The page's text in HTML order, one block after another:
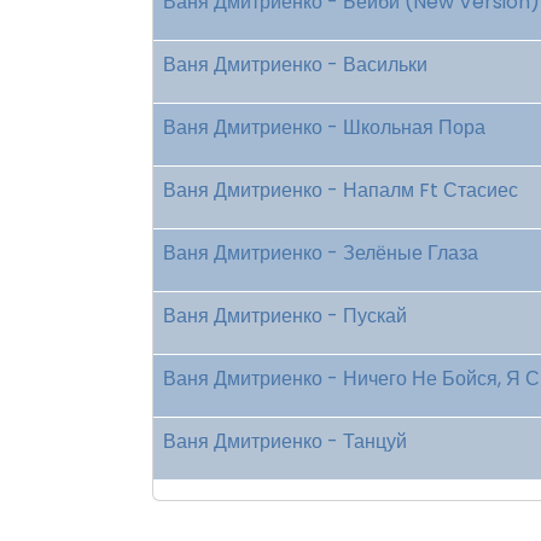
Ваня Дмитриенко - Васильки
Ваня Дмитриенко - Школьная Пора
Ваня Дмитриенко - Напалм Ft Стасиес
Ваня Дмитриенко - Зелёные Глаза
Ваня Дмитриенко - Пускай
Ваня Дмитриенко - Ничего Не Бойся, Я
Ваня Дмитриенко - Танцуй